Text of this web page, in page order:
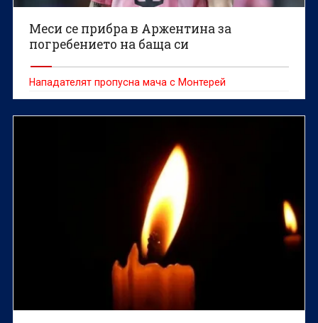
Меси се прибра в Аржентина за
погребението на баща си
Нападателят пропусна мача с Монтерей